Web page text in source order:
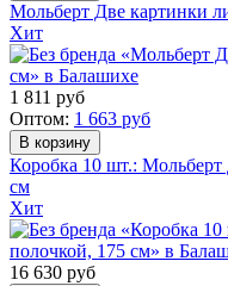
Мольберт Две картинки
Хит
1 811 руб
Оптом: 1 663 руб
Коробка 10 шт.: Мольберт
см
Хит
16 630 руб